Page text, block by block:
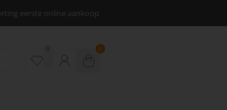
eerste online aankoop
0 0